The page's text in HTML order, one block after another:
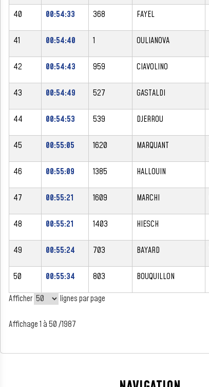
40 00:54:33 368 FAYEL
41 00:54:40 1 OULIANOVA
42 00:54:43 959 CIAVOLINO
43 00:54:49 527 GASTALDI
44 00:54:53 539 DJERROU
45 00:55:05 1620 MARQUANT
46 00:55:09 1385 HALLOUIN
47 00:55:21 1609 MARCHI
48 00:55:21 1403 HIESCH
49 00:55:24 703 BAYARD
50 00:55:34 803 BOUQUILLON
Afficher
lignes par page
Affichage 1 à 50 /1987